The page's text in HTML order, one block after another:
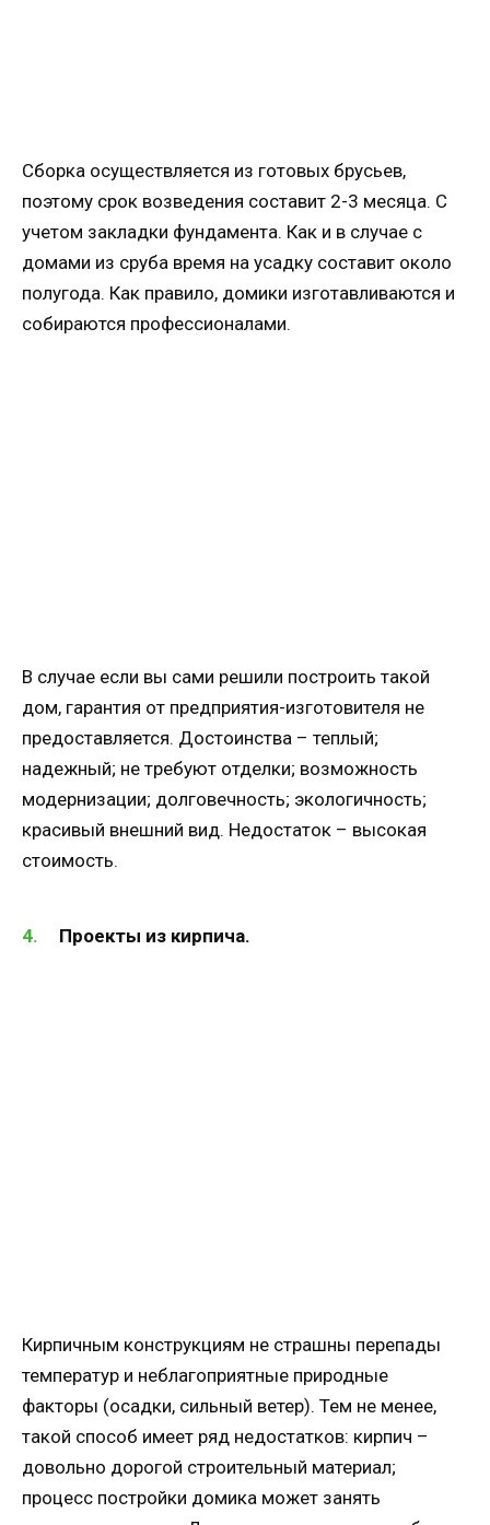
Сборка осуществляется из готовых брусьев,
поэтому срок возведения составит 2-3 месяца. С
учетом закладки фундамента. Как и в случае с
домами из сруба время на усадку составит около
полугода. Как правило, домики изготавливаются и
собираются профессионалами.
В случае если вы сами решили построить такой
дом, гарантия от предприятия-изготовителя не
предоставляется. Достоинства – теплый;
надежный; не требуют отделки; возможность
модернизации; долговечность; экологичность;
красивый внешний вид. Недостаток – высокая
стоимость.
Проекты из кирпича.
Кирпичным конструкциям не страшны перепады
температур и неблагоприятные природные
факторы (осадки, сильный ветер). Тем не менее,
такой способ имеет ряд недостатков: кирпич –
довольно дорогой строительный материал;
процесс постройки домика может занять